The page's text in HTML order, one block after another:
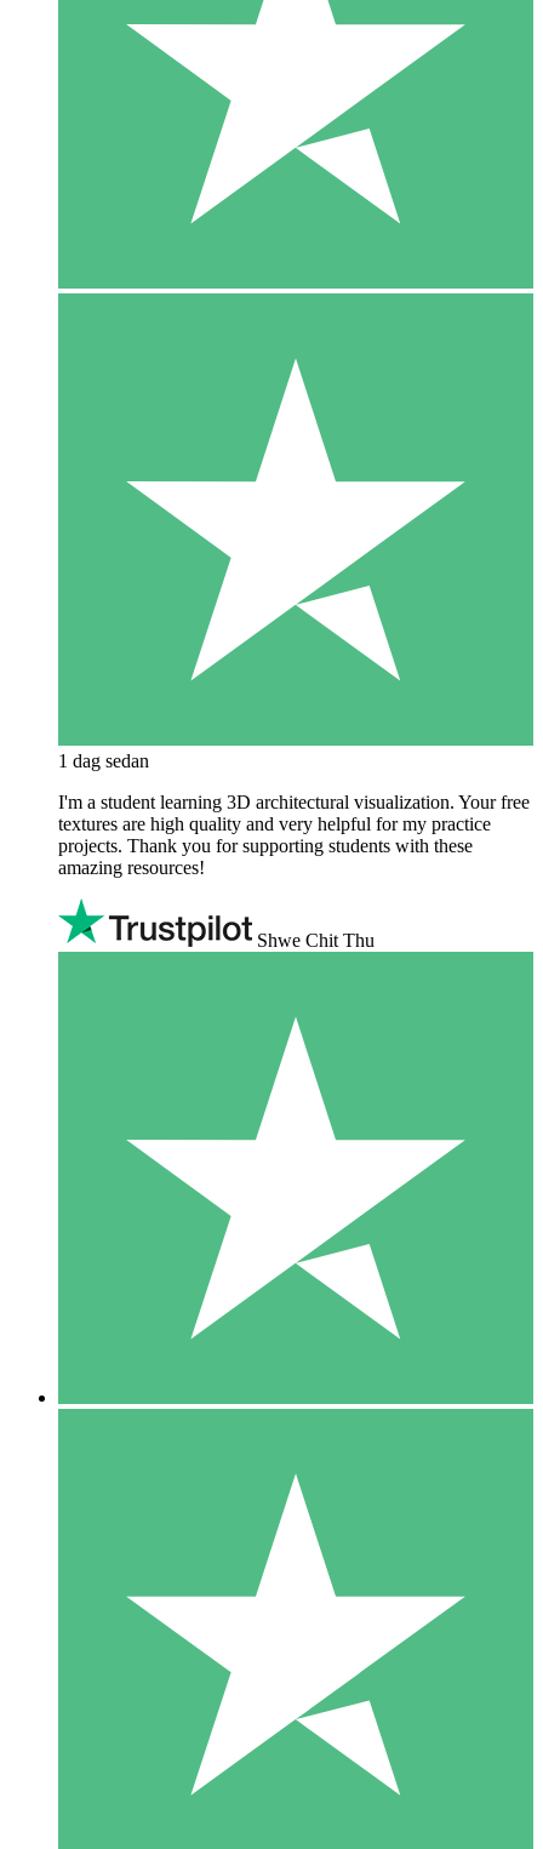
1 dag sedan
I'm a student learning 3D architectural visualization. Your free
textures are high quality and very helpful for my practice
projects. Thank you for supporting students with these
amazing resources!
Shwe Chit Thu